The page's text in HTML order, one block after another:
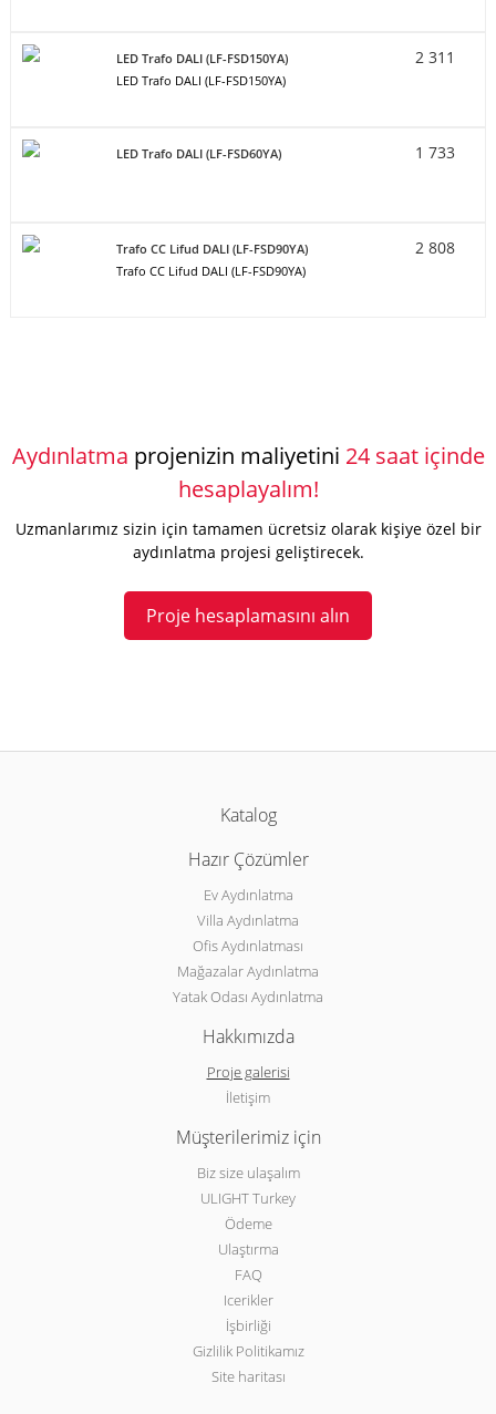
LED Trafo DALI (LF-FSD150YA)
LED Trafo DALI (LF-FSD150YA)
2 311
LED Trafo DALI (LF-FSD60YA) 1 733
Trafo CC Lifud DALI (LF-FSD90YA)
Trafo CC Lifud DALI (LF-FSD90YA)
2 808
Aydınlatma projenizin maliyetini 24 saat içinde
hesaplayalım!
Uzmanlarımız sizin için tamamen ücretsiz olarak kişiye özel bir
aydınlatma projesi geliştirecek.
Proje hesaplamasını alın
Katalog
Hazır Çözümler
Ev Aydınlatma
Villa Aydınlatma
Ofis Aydınlatması
Mağazalar Aydınlatma
Yatak Odası Aydınlatma
Hakkımızda
Proje galerisi
İletişim
Müşterilerimiz için
Biz size ulaşalım
ULIGHT Turkey
Ödeme
Ulaştırma
FAQ
Icerikler
İşbirliği
Gizlilik Politikamız
Site haritası